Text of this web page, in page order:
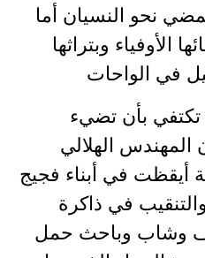
نحو النسيان أما
الأوفياء وبتراثها
في الواحات
تكتفي بأن تضيء
المهندس الهلالي
أيقظت في أبناء فجيج
في ذاكرة
وشاب وباحث حمل